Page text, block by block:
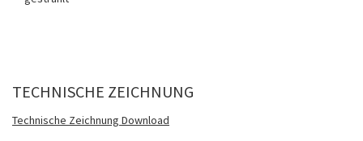
TECHNISCHE ZEICHNUNG
Technische Zeichnung Download